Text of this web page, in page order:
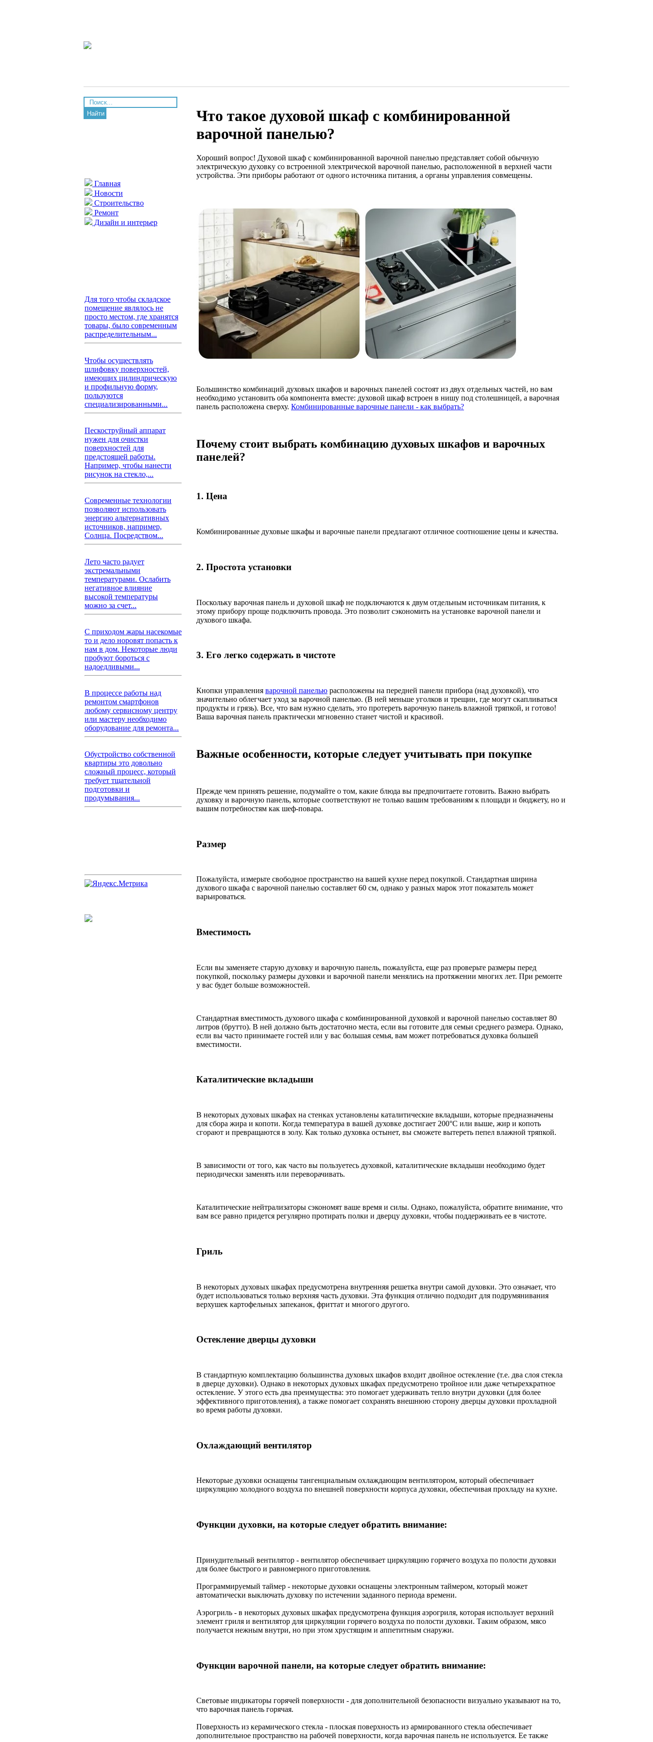
Найти
Главная
Новости
Строительство
Ремонт
Дизайн и интерьер
Для того чтобы складское
помещение являлось не
просто местом, где хранятся
товары, было современным
распределительным...
Чтобы осуществлять
шлифовку поверхностей,
имеющих цилиндрическую
и профильную форму,
пользуются
специализированными...
Пескоструйный аппарат
нужен для очистки
поверхностей для
предстоящей работы.
Например, чтобы нанести
рисунок на стекло,...
Современные технологии
позволяют использовать
энергию альтернативных
источников, например,
Солнца. Посредством...
Лето часто радует
экстремальными
температурами. Ослабить
негативное влияние
высокой температуры
можно за счет...
С приходом жары насекомые
то и дело норовят попасть к
нам в дом. Некоторые люди
пробуют бороться с
надоедливыми...
В процессе работы над
ремонтом смартфонов
любому сервисному центру
или мастеру необходимо
оборудование для ремонта...
Обустройство собственной
квартиры это довольно
сложный процесс, который
требует тщательной
подготовки и
продумывания...
Что такое духовой шкаф с комбинированной
варочной панелью?
Хороший вопрос! Духовой шкаф с комбинированной варочной панелью представляет собой обычную
электрическую духовку со встроенной электрической варочной панелью, расположенной в верхней части
устройства. Эти приборы работают от одного источника питания, а органы управления совмещены.
Большинство комбинаций духовых шкафов и варочных панелей состоят из двух отдельных частей, но вам
необходимо установить оба компонента вместе: духовой шкаф встроен в нишу под столешницей, а варочная
панель расположена сверху. Комбинированные варочные панели - как выбрать?
Почему стоит выбрать комбинацию духовых шкафов и варочных
панелей?
1. Цена
Комбинированные духовые шкафы и варочные панели предлагают отличное соотношение цены и качества.
2. Простота установки
Поскольку варочная панель и духовой шкаф не подключаются к двум отдельным источникам питания, к
этому прибору проще подключить провода. Это позволит сэкономить на установке варочной панели и
духового шкафа.
3. Его легко содержать в чистоте
Кнопки управления варочной панелью расположены на передней панели прибора (над духовкой), что
значительно облегчает уход за варочной панелью. (В ней меньше уголков и трещин, где могут скапливаться
продукты и грязь). Все, что вам нужно сделать, это протереть варочную панель влажной тряпкой, и готово!
Ваша варочная панель практически мгновенно станет чистой и красивой.
Важные особенности, которые следует учитывать при покупке
Прежде чем принять решение, подумайте о том, какие блюда вы предпочитаете готовить. Важно выбрать
духовку и варочную панель, которые соответствуют не только вашим требованиям к площади и бюджету, но и
вашим потребностям как шеф-повара.
Размер
Пожалуйста, измерьте свободное пространство на вашей кухне перед покупкой. Стандартная ширина
духового шкафа с варочной панелью составляет 60 см, однако у разных марок этот показатель может
варьироваться.
Вместимость
Если вы заменяете старую духовку и варочную панель, пожалуйста, еще раз проверьте размеры перед
покупкой, поскольку размеры духовки и варочной панели менялись на протяжении многих лет. При ремонте
у вас будет больше возможностей.
Стандартная вместимость духового шкафа с комбинированной духовкой и варочной панелью составляет 80
литров (брутто). В ней должно быть достаточно места, если вы готовите для семьи среднего размера. Однако,
если вы часто принимаете гостей или у вас большая семья, вам может потребоваться духовка большей
вместимости.
Каталитические вкладыши
В некоторых духовых шкафах на стенках установлены каталитические вкладыши, которые предназначены
для сбора жира и копоти. Когда температура в вашей духовке достигает 200°C или выше, жир и копоть
сгорают и превращаются в золу. Как только духовка остынет, вы сможете вытереть пепел влажной тряпкой.
В зависимости от того, как часто вы пользуетесь духовкой, каталитические вкладыши необходимо будет
периодически заменять или переворачивать.
Каталитические нейтрализаторы сэкономят ваше время и силы. Однако, пожалуйста, обратите внимание, что
вам все равно придется регулярно протирать полки и дверцу духовки, чтобы поддерживать ее в чистоте.
Гриль
В некоторых духовых шкафах предусмотрена внутренняя решетка внутри самой духовки. Это означает, что
будет использоваться только верхняя часть духовки. Эта функция отлично подходит для подрумянивания
верхушек картофельных запеканок, фриттат и многого другого.
Остекление дверцы духовки
В стандартную комплектацию большинства духовых шкафов входит двойное остекление (т.е. два слоя стекла
в дверце духовки). Однако в некоторых духовых шкафах предусмотрено тройное или даже четырехкратное
остекление. У этого есть два преимущества: это помогает удерживать тепло внутри духовки (для более
эффективного приготовления), а также помогает сохранять внешнюю сторону дверцы духовки прохладной
во время работы духовки.
Охлаждающий вентилятор
Некоторые духовки оснащены тангенциальным охлаждающим вентилятором, который обеспечивает
циркуляцию холодного воздуха по внешней поверхности корпуса духовки, обеспечивая прохладу на кухне.
Функции духовки, на которые следует обратить внимание:
Принудительный вентилятор - вентилятор обеспечивает циркуляцию горячего воздуха по полости духовки
для более быстрого и равномерного приготовления.
Программируемый таймер - некоторые духовки оснащены электронным таймером, который может
автоматически выключать духовку по истечении заданного периода времени.
Аэрогриль - в некоторых духовых шкафах предусмотрена функция аэрогриля, которая использует верхний
элемент гриля и вентилятор для циркуляции горячего воздуха по полости духовки. Таким образом, мясо
получается нежным внутри, но при этом хрустящим и аппетитным снаружи.
Функции варочной панели, на которые следует обратить внимание:
Световые индикаторы горячей поверхности - для дополнительной безопасности визуально указывают на то,
что варочная панель горячая.
Поверхность из керамического стекла - плоская поверхность из армированного стекла обеспечивает
дополнительное пространство на рабочей поверхности, когда варочная панель не используется. Ее также